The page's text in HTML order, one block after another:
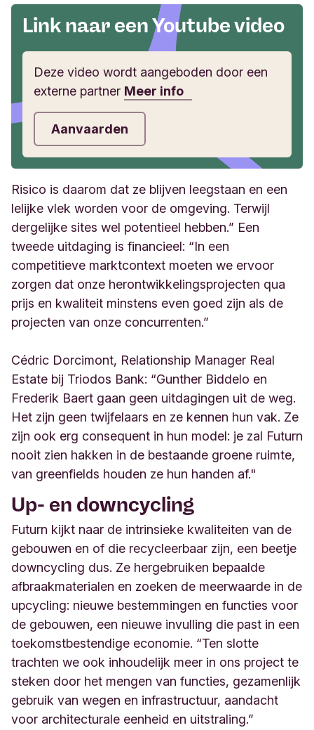
Link naar een Youtube video
Deze video wordt aangeboden door een
externe partner Meer info
Aanvaarden
Risico is daarom dat ze blijven leegstaan en een
lelijke vlek worden voor de omgeving. Terwijl
dergelijke sites wel potentieel hebben.” Een
tweede uitdaging is financieel: “In een
competitieve marktcontext moeten we ervoor
zorgen dat onze herontwikkelingsprojecten qua
prijs en kwaliteit minstens even goed zijn als de
projecten van onze concurrenten.”
Cédric Dorcimont, Relationship Manager Real
Estate bij Triodos Bank: “Gunther Biddelo en
Frederik Baert gaan geen uitdagingen uit de weg.
Het zijn geen twijfelaars en ze kennen hun vak. Ze
zijn ook erg consequent in hun model: je zal Futurn
nooit zien hakken in de bestaande groene ruimte,
van greenfields houden ze hun handen af."
Up- en downcycling
Futurn kijkt naar de intrinsieke kwaliteiten van de
gebouwen en of die recycleerbaar zijn, een beetje
downcycling dus. Ze hergebruiken bepaalde
afbraakmaterialen en zoeken de meerwaarde in de
upcycling: nieuwe bestemmingen en functies voor
de gebouwen, een nieuwe invulling die past in een
toekomstbestendige economie. “Ten slotte
trachten we ook inhoudelijk meer in ons project te
steken door het mengen van functies, gezamenlijk
gebruik van wegen en infrastructuur, aandacht
voor architecturale eenheid en uitstraling.”